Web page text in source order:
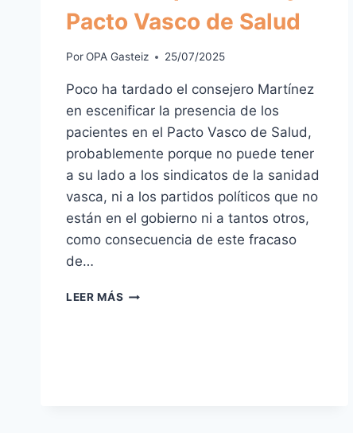
Pacto Vasco de Salud
PorOPA Gasteiz 25/07/2025
Poco ha tardado el consejero Martínez
en escenificar la presencia de los
pacientes en el Pacto Vasco de Salud,
probablemente porque no puede tener
a su lado a los sindicatos de la sanidad
vasca, ni a los partidos políticos que no
están en el gobierno ni a tantos otros,
como consecuencia de este fracaso
de…
LEER MÁS USUARIOS,